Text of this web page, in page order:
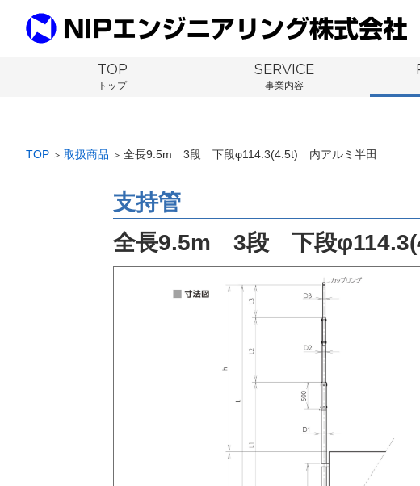
TOP
トップ
SERVICE
事業内容
TOP ＞ 取扱商品 ＞ 全長9.5m 3段 下段φ114.3(4.5t) 内アルミ半田
支持管
全長9.5m 3段 下段